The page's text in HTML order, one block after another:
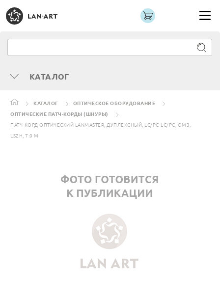
КАТАЛОГ
КАТАЛОГ
ОПТИЧЕСКОЕ ОБОРУДОВАНИЕ
ОПТИЧЕСКИЕ ПАТЧ-КОРДЫ (ШНУРЫ)
ПАТЧ-КОРД ОПТИЧЕСКИЙ LANMASTER, ДУПЛЕКСНЫЙ, LC/PC-LC/PC, OM3,
LSZH, 7.0 М